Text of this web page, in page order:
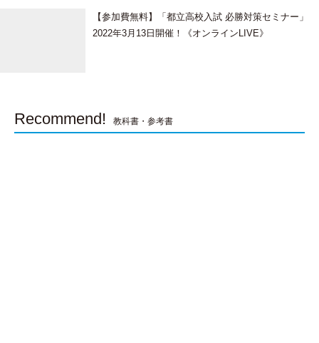
【参加費無料】「都立高校入試 必勝対策セミナー」
2022年3月13日開催！《オンラインLIVE》
Recommend! 教科書・参考書